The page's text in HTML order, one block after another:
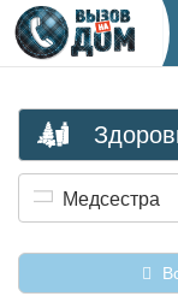
Медсестра